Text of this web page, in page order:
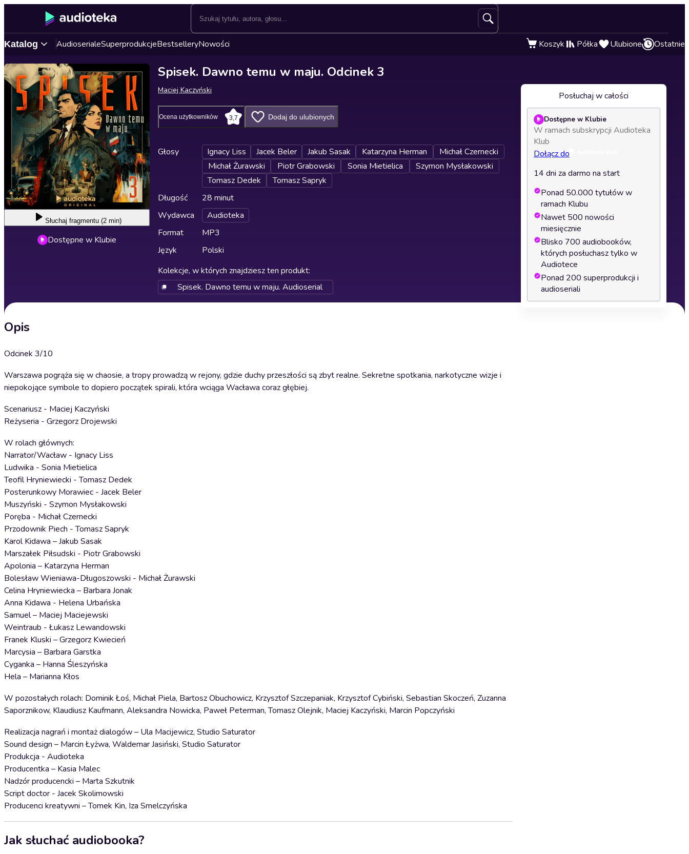
Katalog AudioserialeSuperprodukcjeBestselleryNowości Koszyk Półka Ulubione Ostatnie
Słuchaj fragmentu (2 min)
Dostępne w Klubie
Spisek. Dawno temu w maju. Odcinek 3
Maciej Kaczyński
Ocena użytkowników 3,7 Dodaj do ulubionych
Głosy Ignacy Liss Jacek Beler Jakub Sasak Katarzyna Herman
Michał Czernecki
Michał Żurawski
Piotr Grabowski Sonia Mietielica
Szymon Mysłakowski
Tomasz Dedek
Tomasz Sapryk
Długość
28 minut
Wydawca
Audioteka
Format
MP3
Język
Polski
Kolekcje, w których znajdziesz ten produkt:
Spisek. Dawno temu w maju. Audioserial
Opis
Odcinek 3/10
Warszawa pogrąża się w chaosie, a tropy prowadzą w rejony, gdzie duchy przeszłości są zbyt realne. Sekretne spotkania, narkotyczne wizje i
niepokojące symbole to dopiero początek spirali, która wciąga Wacława coraz głębiej.
Scenariusz - Maciej Kaczyński
Reżyseria - Grzegorz Drojewski
W rolach głównych:
Narrator/Wacław - Ignacy Liss
Ludwika - Sonia Mietielica
Teofil Hryniewiecki - Tomasz Dedek
Posterunkowy Morawiec - Jacek Beler
Muszyński - Szymon Mysłakowski
Poręba - Michał Czernecki
Przodownik Piech - Tomasz Sapryk
Karol Kidawa – Jakub Sasak
Marszałek Piłsudski - Piotr Grabowski
Apolonia – Katarzyna Herman
Bolesław Wieniawa-Długoszowski - Michał Żurawski
Celina Hryniewiecka – Barbara Jonak
Anna Kidawa - Helena Urbańska
Samuel – Maciej Maciejewski
Weintraub - Łukasz Lewandowski
Franek Kluski – Grzegorz Kwiecień
Marcysia – Barbara Garstka
Cyganka – Hanna Śleszyńska
Hela – Marianna Kłos
W pozostałych rolach: Dominik Łoś, Michał Piela, Bartosz Obuchowicz, Krzysztof Szczepaniak, Krzysztof Cybiński, Sebastian Skoczeń, Zuzanna
Saporznikow, Klaudiusz Kaufmann, Aleksandra Nowicka, Paweł Peterman, Tomasz Olejnik, Maciej Kaczyński, Marcin Popczyński
Realizacja nagrań i montaż dialogów – Ula Macijewicz, Studio Saturator
Sound design – Marcin Łyżwa, Waldemar Jasiński, Studio Saturator
Produkcja - Audioteka
Producentka – Kasia Malec
Nadzór producencki – Marta Szkutnik
Script doctor - Jacek Skolimowski
Producenci kreatywni – Tomek Kin, Iza Smelczyńska
Jak słuchać audiobooka?
Posłuchaj w całości
Dostępne w Klubie
W ramach subskrypcji Audioteka
Klub
Dołącz do
14 dni za darmo na start
Ponad 50.000 tytułów w
ramach Klubu
Nawet 500 nowości
miesięcznie
Blisko 700 audiobooków,
których posłuchasz tylko w
Audiotece
Ponad 200 superprodukcji i
audioseriali